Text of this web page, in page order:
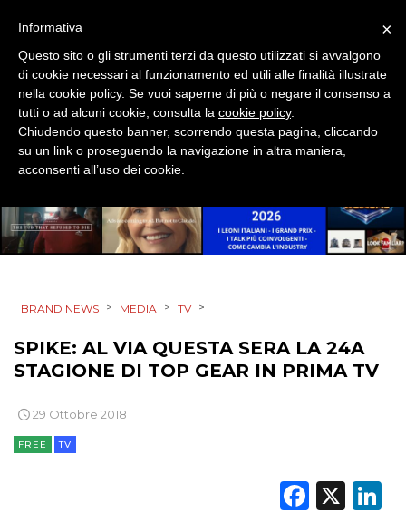
PRODOTTI
PUNTI VENDITA
STRATEGIE
CINEMA
DIGITALE
ESTERNA
BRAND NEWS > MEDIA > TV >
SPIKE: AL VIA QUESTA SERA LA 24A
STAGIONE DI TOP GEAR IN PRIMA TV
29 Ottobre 2018
FREE TV
X
×
Informativa
Questo sito o gli strumenti terzi da questo utilizzati si avvalgono
di cookie necessari al funzionamento ed utili alle finalità illustrate
nella cookie policy. Se vuoi saperne di più o negare il consenso a
tutti o ad alcuni cookie, consulta la cookie policy.
Chiudendo questo banner, scorrendo questa pagina, cliccando
su un link o proseguendo la navigazione in altra maniera,
acconsenti all’uso dei cookie.